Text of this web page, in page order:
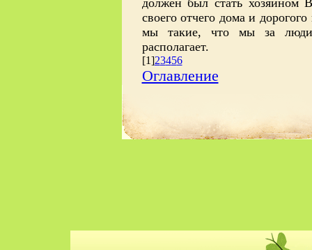
должен был стать хозяином
своего отчего дома и
мы такие, что мы за люди,
располагает.
[1]23456
Оглавление